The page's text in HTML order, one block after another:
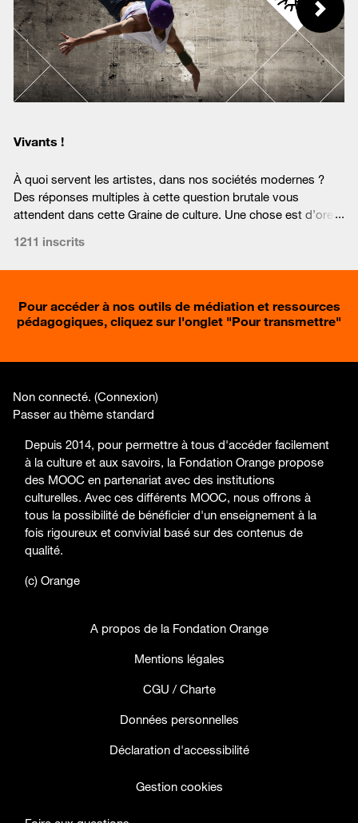
Vivants !
À quoi servent les artistes, dans nos sociétés modernes ?
Des réponses multiples à cette question brutale vous
attendent dans cette Graine de culture. Une chose est d’ores
1211 inscrits
Pour accéder à nos outils de médiation et ressources
pédagogiques, cliquez sur l'onglet "Pour transmettre"
Non connecté. (Connexion)
Passer au thème standard
Depuis 2014, pour permettre à tous d'accéder facilement
à la culture et aux savoirs, la Fondation Orange propose
des MOOC en partenariat avec des institutions
culturelles. Avec ces différents MOOC, nous offrons à
tous la possibilité de bénéficier d'un enseignement à la
fois rigoureux et convivial basé sur des contenus de
qualité.
(c) Orange
A propos de la Fondation Orange
Mentions légales
CGU / Charte
Données personnelles
Déclaration d'accessibilité
Gestion cookies